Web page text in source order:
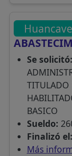
Se solicitó:
TITULADO
BASICO
Sueldo:
Finalizó el:
Más